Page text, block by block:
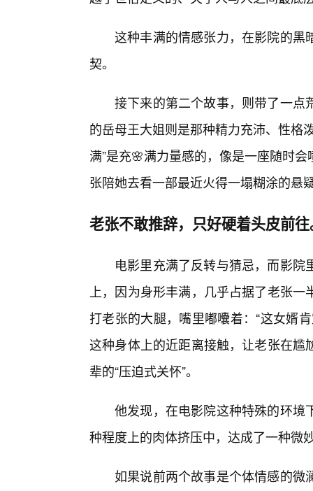
这种丰满的情感张力，在影院的黑
契。
接下来的第二个故事，则带了一点
的岳母王大姐则是那种精力充沛、性格
满”是充🌸满力量感的，像是一座随时
张陪她去看一部最近火得一塌糊涂的悬
老张不敢推辞，只好硬着头皮前
电影里充满了反转与猜忌，而影
上，因为身形丰满，几乎占据了老张
打老张的大腿，嘴里嘟囔着：“这女婿
这种身体上的近距离接触，让老张在
辈的“压迫式关怀”。
他发现，在电影院这种特殊的环境
种程度上的肉体挤压中，达成了一种微
如果说前两个故事是个体情感的微